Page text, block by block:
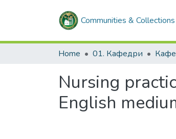
Communities & Collections
Home 01. Кафедри
Nursing
English